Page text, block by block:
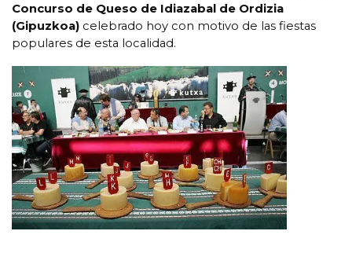
Concurso de Queso de Idiazabal de Ordizia
(Gipuzkoa) celebrado hoy con motivo de las fiestas
populares de esta localidad.